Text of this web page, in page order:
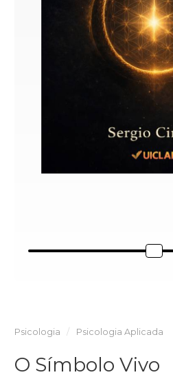
Psicologia Psicologia Aplicada
O Símbolo Vivo